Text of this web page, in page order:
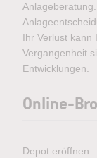
Ihr Verlust kann
Vergangenheit
Entwicklungen.
Online-
Depot eröffnen